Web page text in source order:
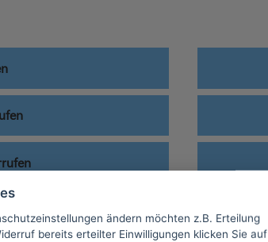
ändern möchten z.B. Erteilung
bereits erteilter Einwilligungen klicken Sie auf